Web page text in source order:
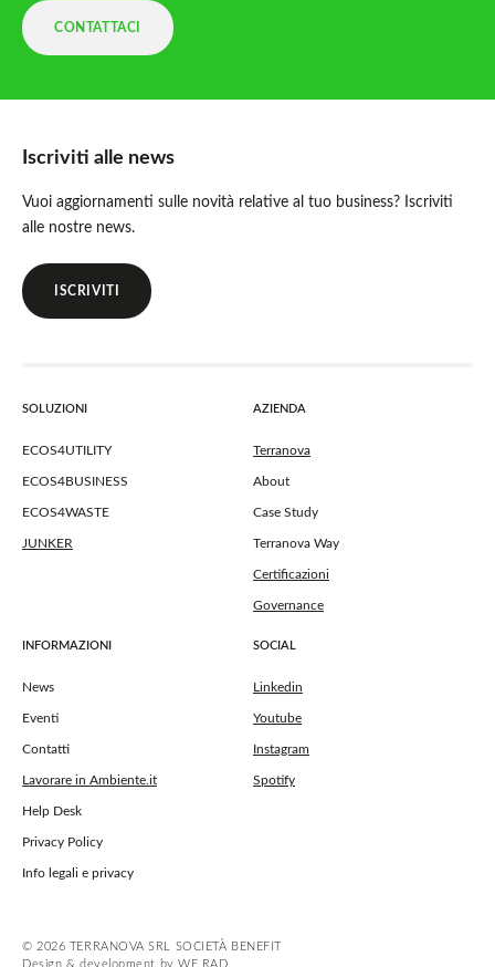
CONTATTACI
Iscriviti alle news
Vuoi aggiornamenti sulle novità relative al tuo business? Iscriviti
alle nostre news.
ISCRIVITI
SOLUZIONI
ECOS4UTILITY
ECOS4BUSINESS
ECOS4WASTE
JUNKER
AZIENDA
Terranova
About
Case Study
Terranova Way
Certificazioni
Governance
INFORMAZIONI
News
Eventi
Contatti
Lavorare in Ambiente.it
Help Desk
Privacy Policy
Info legali e privacy
SOCIAL
Linkedin
Youtube
Instagram
Spotify
© 2026 TERRANOVA SRL SOCIETÀ BENEFIT
Design & development by WE RAD